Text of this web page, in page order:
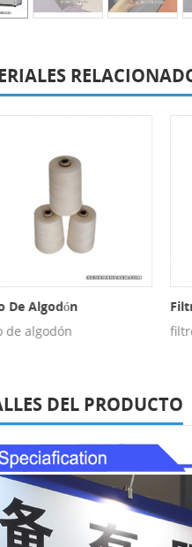
Algodón
algodón
DEL PRODUCTO